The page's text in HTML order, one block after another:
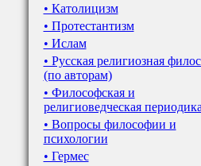
• Католицизм
• Протестантизм
• Ислам
• Русская религиозная
(по авторам)
• Философская и
религиоведческая периодика
• Вопросы философии и
психологии
• Гермес